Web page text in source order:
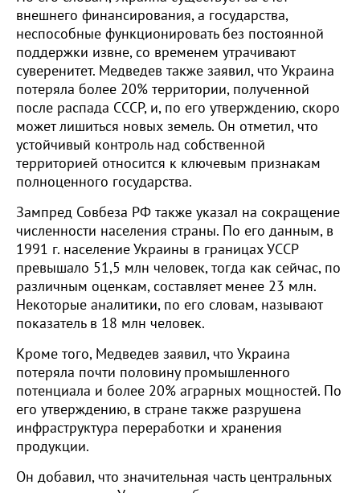
внешнего финансирования, а государства,
неспособные функционировать без постоянной
поддержки извне, со временем утрачивают
суверенитет. Медведев также заявил, что Украина
потеряла более 20% территории, полученной
после распада СССР, и, по его утверждению, скоро
может лишиться новых земель. Он отметил, что
устойчивый контроль над собственной
территорией относится к ключевым признакам
полноценного государства.
Зампред Совбеза РФ также указал на сокращение
численности населения страны. По его данным, в
1991 г. население Украины в границах УССР
превышало 51,5 млн человек, тогда как сейчас, по
различным оценкам, составляет менее 23 млн.
Некоторые аналитики, по его словам, называют
показатель в 18 млн человек.
Кроме того, Медведев заявил, что Украина
потеряла почти половину промышленного
потенциала и более 20% аграрных мощностей. По
его утверждению, в стране также разрушена
инфраструктура переработки и хранения
продукции.
Он добавил, что значительная часть центральных